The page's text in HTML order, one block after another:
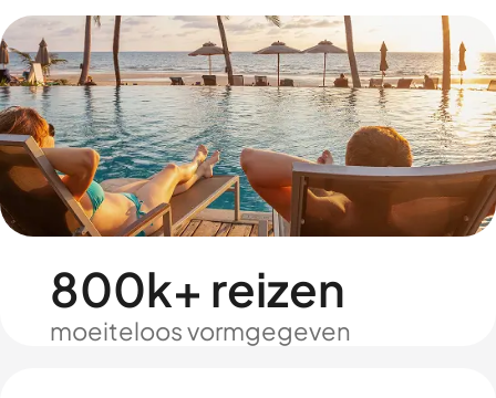
800k+ reizen
moeiteloos vormgegeven